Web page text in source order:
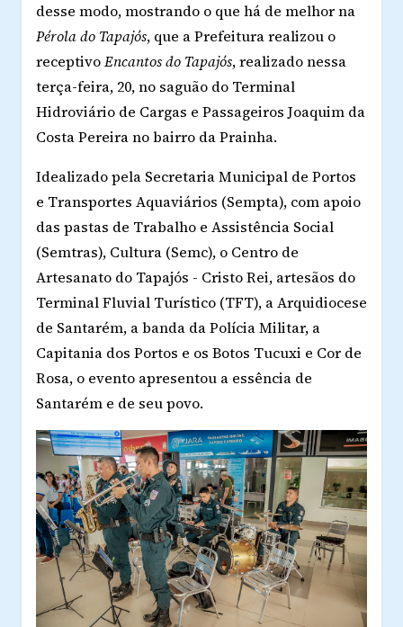
desse modo, mostrando o que há de melhor na
Pérola do Tapajós, que a Prefeitura realizou o
receptivoEncantos do Tapajós, realizado nessa
terça-feira, 20, no saguão do Terminal
Hidroviário de Cargas e Passageiros Joaquim da
Costa Pereira no bairro da Prainha.
Idealizado pela Secretaria Municipal de Portos
e Transportes Aquaviários (Sempta), com apoio
das pastas de Trabalho e Assistência Social
(Semtras), Cultura (Semc), o Centro de
Artesanato do Tapajós - Cristo Rei, artesãos do
Terminal Fluvial Turístico (TFT), a Arquidiocese
de Santarém, a banda da Polícia Militar, a
Capitania dos Portos e os Botos Tucuxi e Cor de
Rosa, o evento apresentou a essência de
Santarém e de seu povo.